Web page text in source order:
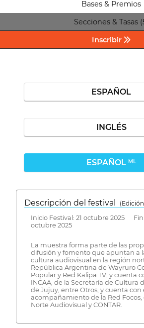
Bases & Premios
Secciones & Tasas
Inscribir
ESPAÑOL
INGLÉS
ESPAÑOL ML
Descripción del festival
(
Inicio Festival: 21 octubre 2025 Fin
octubre 2025
La muestra forma parte de las
difusión y fomento que apuntan a
cultura audiovisual en la región
República Argentina de Wayruro
Popular y Red Kalipa TV, y cuenta
INCAA, de la Secretaría de Cultura
de Jujuy, entre Otros, y cuenta con
acompañamiento de la Red Focos,
Norte Audiovisual y CONTAR.